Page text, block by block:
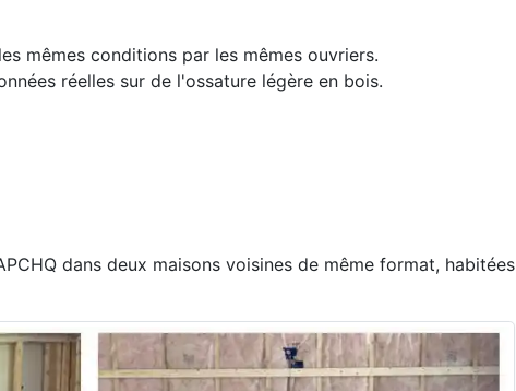
mêmes conditions par les mêmes ouvriers.
réelles sur de l'ossature légère en bois.
dans deux maisons voisines de même format, habitées